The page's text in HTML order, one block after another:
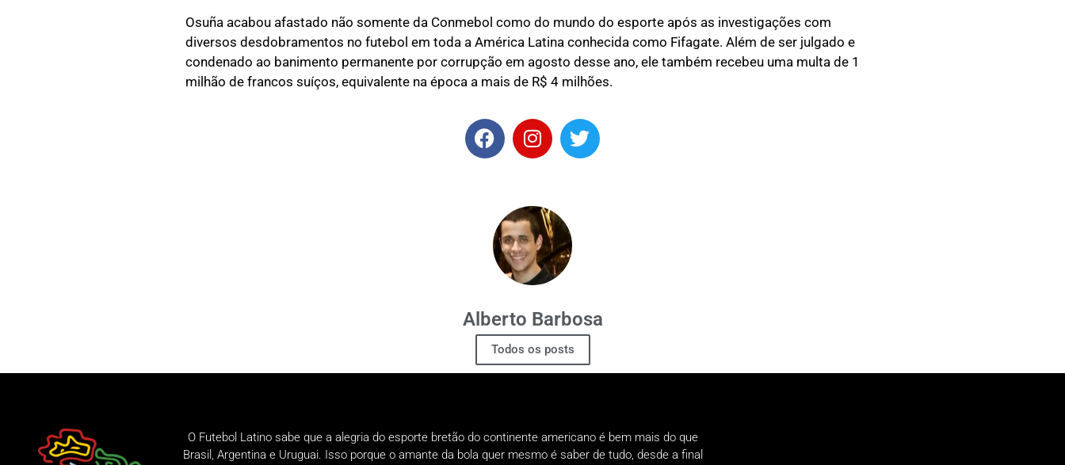
Osuña acabou afastado não somente da Conmebol como do mundo do esporte após as investigações com
diversos desdobramentos no futebol em toda a América Latina conhecida como Fifagate. Além de ser julgado e
condenado ao banimento permanente por corrupção em agosto desse ano, ele também recebeu uma multa de 1
milhão de francos suíços, equivalente na época a mais de R$ 4 milhões.
Alberto Barbosa
Todos os posts
O Futebol Latino sabe que a alegria do esporte bretão do continente americano é bem mais do que
Brasil, Argentina e Uruguai. Isso porque o amante da bola quer mesmo é saber de tudo, desde a final